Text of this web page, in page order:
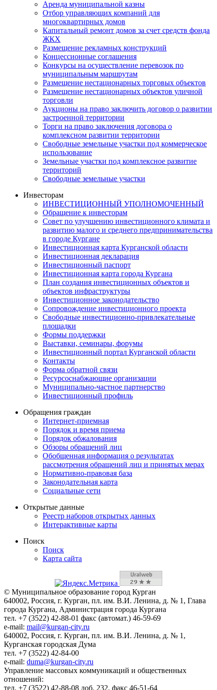
Аренда муниципальной казны
Отбор управляющих компаний для
многоквартирных домов
Капитальный ремонт домов за счет средств фонда
ЖКХ
Размещение рекламных конструкций
Концессионные соглашения
Конкурсы на осуществление перевозок по
муниципальным маршрутам
Размещение нестационарных торговых объектов
Размещение нестационарных объектов уличной
торговли
Аукционы на право заключить договор о развитии
застроенной территории
Торги на право заключения договора о
комплексном развитии территории
Свободные земельные участки под коммерческое
использование
Земельные участки под комплексное развитие
территорий
Свободные земельные участки
Инвесторам
ИНВЕСТИЦИОННЫЙ УПОЛНОМОЧЕННЫЙ
Обращение к инвесторам
Совет по улучшению инвестиционного климата и
развитию малого и среднего предпринимательства
в городе Кургане
Инвестиционная карта Курганской области
Инвестиционная декларация
Инвестиционный паспорт
Инвестиционная карта города Кургана
План создания инвестиционных объектов и
объектов инфраструктуры
Инвестиционное законодательство
Сопровождение инвестиционного проекта
Свободные инвестиционно-привлекательные
площадки
Формы поддержки
Выставки, семинары, форумы
Инвестиционный портал Курганской области
Контакты
Форма обратной связи
Ресурсоснабжающие организации
Муниципально-частное партнерство
Инвестиционный профиль
Обращения граждан
Интернет-приемная
Порядок и время приема
Порядок обжалования
Обзоры обращений лиц
Обобщенная информация о результатах
рассмотрения обращений лиц и принятых мерах
Нормативно-правовая база
Законодательная карта
Социальные сети
Открытые данные
Реестр наборов открытых данных
Интерактивные карты
Поиск
Поиск
Карта сайта
© Муниципальное образование город Курган
640002, Россия, г. Курган, пл. им. В.И. Ленина, д. № 1, Глава
города Кургана, Администрация города Кургана
тел. +7 (3522) 42-88-01 факс (автомат.) 46-59-69
e-mail: mail@kurgan-city.ru
640002, Россия, г. Курган, пл. им. В.И. Ленина, д. № 1,
Курганская городская Дума
тел. +7 (3522) 42-84-00
e-mail: duma@kurgan-city.ru
Управление массовых коммуникаций и общественных
отношений:
тел. +7 (3522) 42-88-08 доб. 232, факс 46-51-64